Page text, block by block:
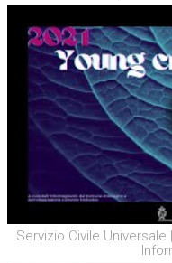
Servizio Civile